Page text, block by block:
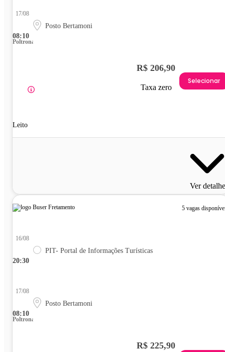
08:10
17/08
Posto Bertamoni
Poltrona
Leito
R$ 206,90
Taxa zero
Selecionar
Ver
5 vagas
20:30
16/08
PIT- Portal de Informações Turísticas
08:10
17/08
Posto Bertamoni
Poltrona
R$ 225,90